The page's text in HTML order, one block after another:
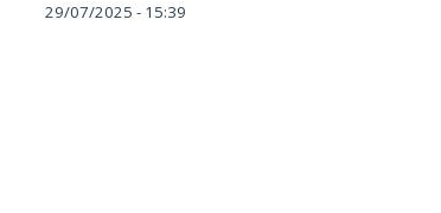
29/07/2025 - 15:39